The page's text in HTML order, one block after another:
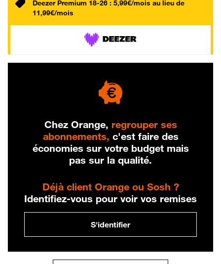
Deezer Premium 18-26 : 5,99€/mois au lieu de
11,99€/mois
Chez Orange, regrouper ses
abonnements, c'est faire des
économies sur votre budget mais
pas sur la qualité.
Déjà client Orange ou Sosh ?
Identifiez-vous pour voir vos remises
S'identifier